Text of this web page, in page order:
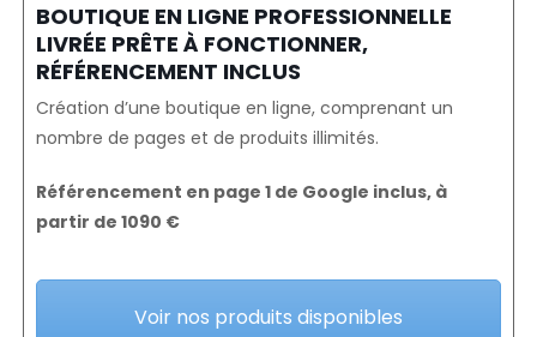
BOUTIQUE EN LIGNE PROFESSIONNELLE
LIVRÉE PRÊTE À FONCTIONNER,
RÉFÉRENCEMENT INCLUS
Création d’une boutique en ligne, comprenant un
nombre de pages et de produits illimités.
Référencement en page 1 de Google inclus, à
partir de 1090 €
Voir nos produits disponibles